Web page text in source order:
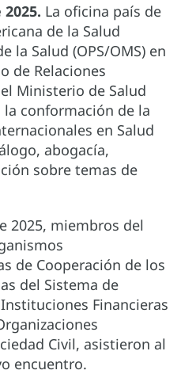
La oficina país de
de la Salud
la Salud (OPS/OMS) en
de Relaciones
Ministerio de Salud
la conformación de la
en Salud
abogacía,
sobre temas de
2025, miembros del
de Cooperación de los
del Sistema de
Financieras
Civil, asistieron al
encuentro.